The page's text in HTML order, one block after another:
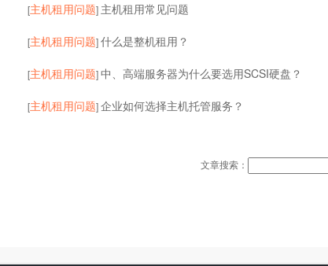
[主机租用问题] 主机租用常见问题
[主机租用问题]什么是整机租用？
[主机租用问题]中、高端服务器为什么要选用SCSI硬盘？
[主机租用问题]企业如何选择主机托管服务？
文章搜索：